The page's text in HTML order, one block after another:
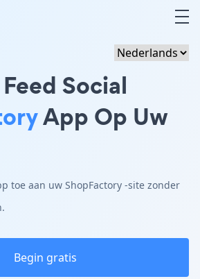
Social
App Op Uw
toe aan uw ShopFactory -site zonder
Begin gratis